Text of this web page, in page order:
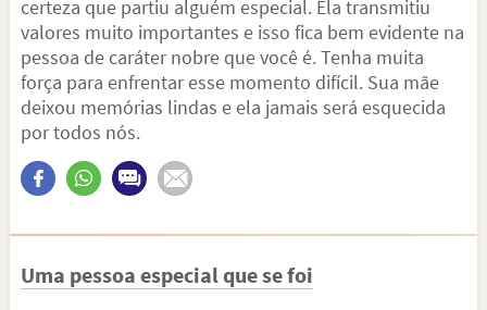
certeza que partiu alguém especial. Ela transmitiu
valores muito importantes e isso fica bem evidente na
pessoa de caráter nobre que você é. Tenha muita
força para enfrentar esse momento difícil. Sua mãe
deixou memórias lindas e ela jamais será esquecida
por todos nós.
Uma pessoa especial que se foi